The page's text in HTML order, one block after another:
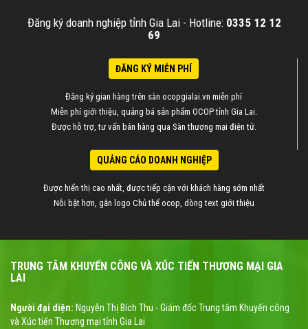
Đăng ký doanh nghiệp tỉnh Gia Lai - Hotline: 0335 12 12
69
ĐĂNG KÝ MIỄN PHÍ
Đăng ký gian hàng trên sàn ocopgialai.vn miễn phí
Miễn phí giới thiệu, quảng bá sản phẩm OCOP tỉnh Gia Lai.
Được hỗ trợ, tư vấn bán hàng qua Sàn thương mại điện tử.
QUẢNG CÁO DOANH NGHIỆP
Được hiển thị cao nhất, được tiếp cận với khách hàng sớm nhất
Nỗi bật hơn, gắn logo Chủ thể ocop, dòng text giới thiệu
TRUNG TÂM KHUYẾN CÔNG VÀ XÚC TIẾN THƯƠNG MẠI GIA
LAI
Người đại diện: Nguyễn Thị Bích Thu - Giám đốc Trung tâm Khuyến công
và Xúc tiến Thương mại tỉnh Gia Lai